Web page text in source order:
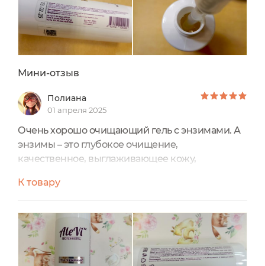
Мини-отзыв
Полиана
01 апреля 2025
Очень хорошо очищающий гель с энзимами. А
энзимы – это глубокое очищение,
качественное, выглаживающее кожу,
омертвевшие частички поверхности кожи. Этот
гель от Алеви содержит экстракт алоэ вера,
ферменты ананаса, пассифлоры и папайи.
Натуральный состав, это очень радует.
Совершенно гипоаллергенный, с ровным рН
для кожи. Не раздражает кожу, увлажняет.
К товару